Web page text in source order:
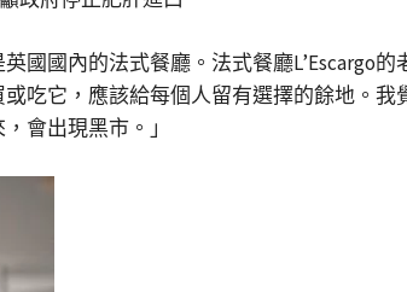
國國內的法式餐廳。法式餐廳L’Escargo
吃它，應該給每個人留有選擇的餘地。
會出現黑市。」